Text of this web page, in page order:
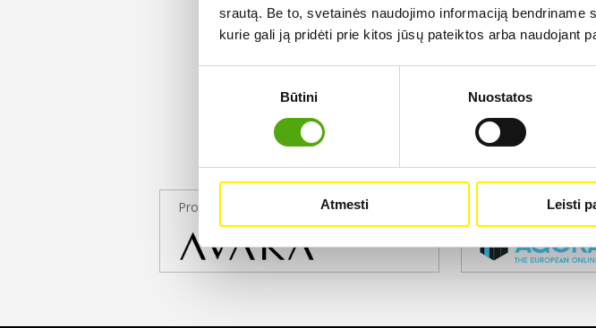
srautą. Be to, svetainės naudojimo informaciją
kurie gali ją pridėti prie kitos jūsų pateiktos arba naudojant
Būtini Nuostatos
Atmesti Leisti
Projekto partneris Projekto partneris